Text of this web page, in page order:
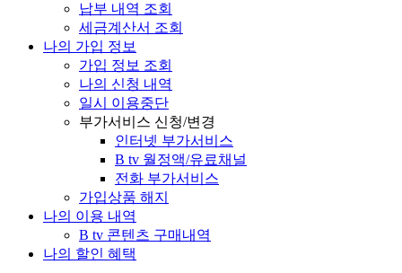
납부 내역 조회
세금계산서 조회
나의 가입 정보
가입 정보 조회
나의 신청 내역
일시 이용중단
부가서비스 신청/변경
인터넷 부가서비스
B tv 월정액/유료채널
전화 부가서비스
가입상품 해지
나의 이용 내역
B tv 콘텐츠 구매내역
나의 할인 혜택